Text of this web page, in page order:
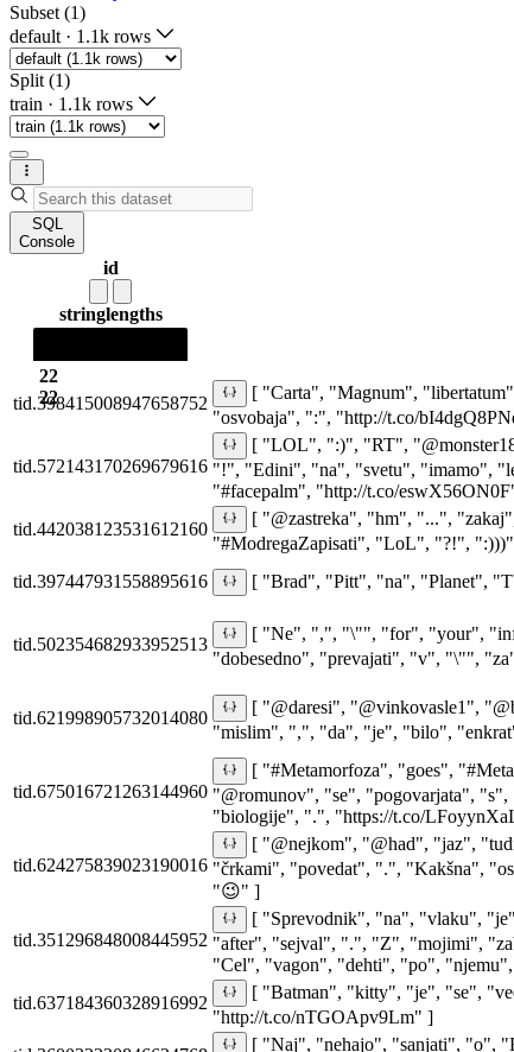
Subset (1)
default · 1.1k rows
Split (1)
train · 1.1k rows
SQL
Console
id
stringlengths
22
22
tid.398415008947658752
[ "Carta", "Magnum",
"osvobaja", ":", "http://t.co/
tid.572143170269679616
[ "LOL", ":)", "RT",
"!", "Edini", "na", "svetu", "imamo",
"#facepalm", "http://t.co/
tid.442038123531612160
[ "@zastreka", "hm", "...",
"#ModregaZapisati", "LoL", "?!",
tid.397447931558895616
[ "Brad", "Pitt", "na", "Planet",
tid.502354682933952513
[ "Ne", ",", "\"", "for", "your",
"dobesedno", "prevajati", "v", "\"",
tid.621998905732014080
[ "@daresi", "@vinkovasle1",
"mislim", ",", "da", "je", "bilo",
tid.675016721263144960
[ "#Metamorfoza", "goes",
"@romunov", "se", "pogovarjata",
"biologije", ".", "https://t.co/
tid.624275839023190016
[ "@nejkom", "@had", "jaz",
"črkami", "povedat", ".", "Kakšna",
"😉" ]
tid.351296848008445952
[ "Sprevodnik", "na", "vlaku",
"after", "sejval", ".", "Z", "mojimi",
"Cel", "vagon", "dehti", "po",
tid.637184360328916992
[ "Batman", "kitty", "je", "se",
"http://t.co/nTGOApv9Lm" ]
[ "Naj", "nehajo", "sanjati", "o",